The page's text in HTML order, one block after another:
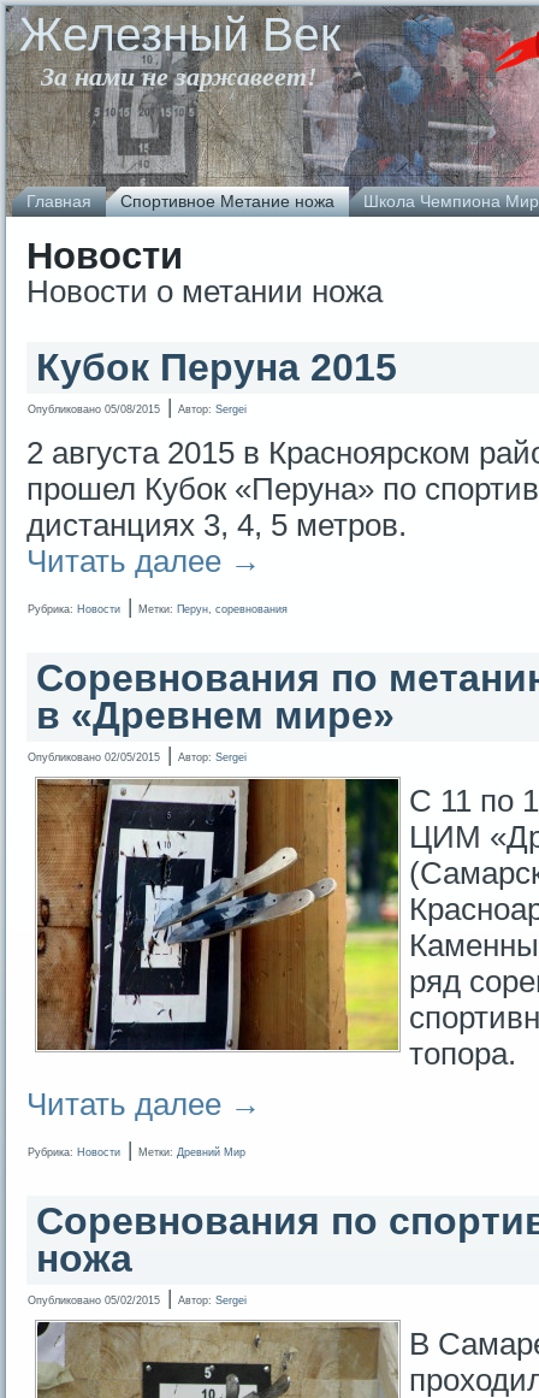
Железный Век
За нами не заржавеет!
Главная Спортивное Метание ножа Школа Чемпиона
Новости
Новости о метании ножа
Кубок Перуна 2015
Опубликовано 05/08/2015 | Автор: Sergei
2 августа 2015 в Красноярском
прошел Кубок «Перуна» по
дистанциях 3, 4, 5 метров.
Читать далее →
Рубрика: Новости | Метки: Перун, соревнования
Соревнования по
в «Древнем мире»
Опубликовано 02/05/2015 | Автор: Sergei
С 11 по
ЦИМ
ряд
топора.
Читать далее →
Рубрика: Новости | Метки: Древний Мир
Соревнования по
ножа
Опубликовано 05/02/2015 | Автор: Sergei
В